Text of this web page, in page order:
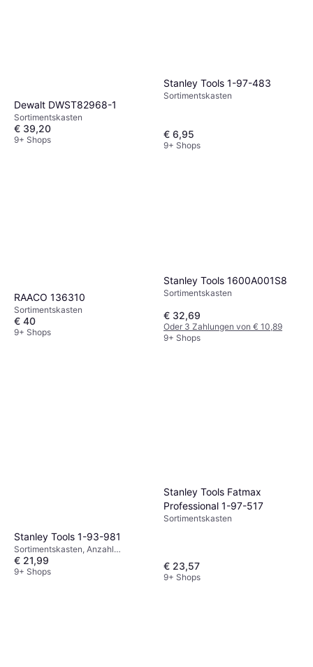
Dewalt DWST82968-1
Sortimentskasten
€ 39,20
9+ Shops
Stanley Tools 1-97-483
Sortimentskasten
€ 6,95
9+ Shops
RAACO 136310
Sortimentskasten
€ 40
9+ Shops
Stanley Tools 1600A001S8
Sortimentskasten
€ 32,69
Oder 3 Zahlungen von € 10,89
9+ Shops
Stanley Tools 1-93-981
Sortimentskasten, Anzahl
Schubladen: 39
€ 21,99
9+ Shops
Stanley Tools Fatmax
Professional 1-97-517
Sortimentskasten
€ 23,57
9+ Shops